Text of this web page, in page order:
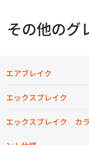
その他のグ
エアブレイク
エックスブレイク
エックスブレイク カ